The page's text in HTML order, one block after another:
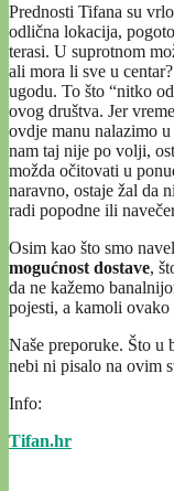
Prednosti Tifana su
odlična lokacija,
terasi. U suprotnom
ali mora li sve u
ugodu. To što “nitko
ovog društva. Jer
ovdje manu nalazimo
nam taj nije po volji,
možda očitovati u
naravno, ostaje žal da
radi popodne ili
Osim kao što smo
mogućnost dostave,
da ne kažemo
pojesti, a kamoli
Naše preporuke. Što u
nebi ni pisalo na ovim
Info:
Tifan.hr